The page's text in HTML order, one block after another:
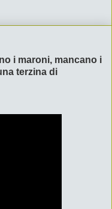
i maroni, mancano i
terzina di